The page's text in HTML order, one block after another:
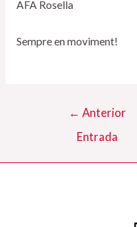
AFA Rosella
Sempre en moviment!
Navegació
← Anterior
Entrada